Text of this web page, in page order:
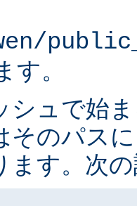
す。
シュで始
そのパス
ます。次